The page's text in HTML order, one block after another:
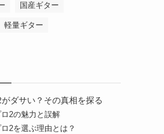
国産ギター
軽量ギター
ダサい？その真相を探る
2の魅力と誤解
2を選ぶ理由とは？